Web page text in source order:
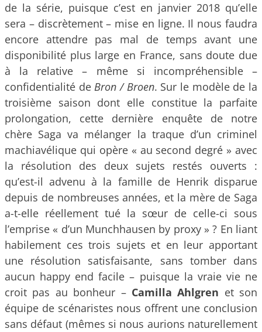
de la série, puisque c’est en janvier 2018 qu’elle
sera – discrètement – mise en ligne. Il nous faudra
encore attendre pas mal de temps avant une
disponibilité plus large en France, sans doute due
à la relative – même si incompréhensible –
confidentialité deBron / Broen. Sur le modèle de la
troisième saison dont elle constitue la parfaite
prolongation, cette dernière enquête de notre
chère Saga va mélanger la traque d’un criminel
machiavélique qui opère « au second degré » avec
la résolution des deux sujets restés ouverts :
qu’est-il advenu à la famille de Henrik disparue
depuis de nombreuses années, et la mère de Saga
a-t-elle réellement tué la sœur de celle-ci sous
l’emprise « d’un Munchhausen by proxy » ? En liant
habilement ces trois sujets et en leur apportant
une résolution satisfaisante, sans tomber dans
aucun happy end facile – puisque la vraie vie ne
croit pas au bonheur – Camilla Ahlgren et son
équipe de scénaristes nous offrent une conclusion
sans défaut (mêmes si nous aurions naturellement